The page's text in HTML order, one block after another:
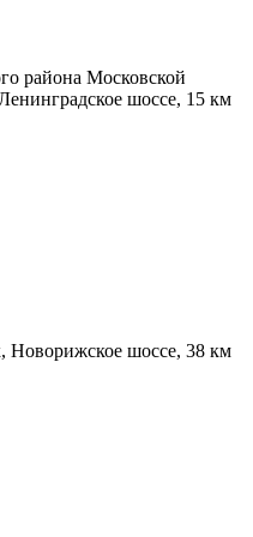
района Московской
шоссе, 15 км
Новорижское шоссе, 38 км